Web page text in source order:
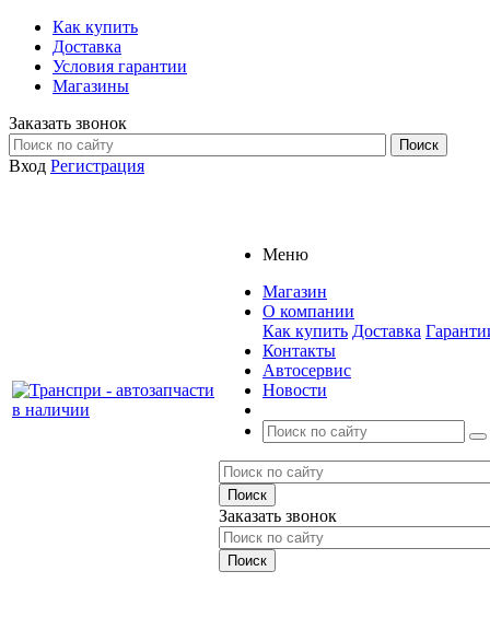
Как купить
Доставка
Условия гарантии
Магазины
Заказать звонок
Вход Регистрация
Меню
Магазин
О компании
Как купить Доставка
Контакты
Автосервис
Новости
Заказать звонок